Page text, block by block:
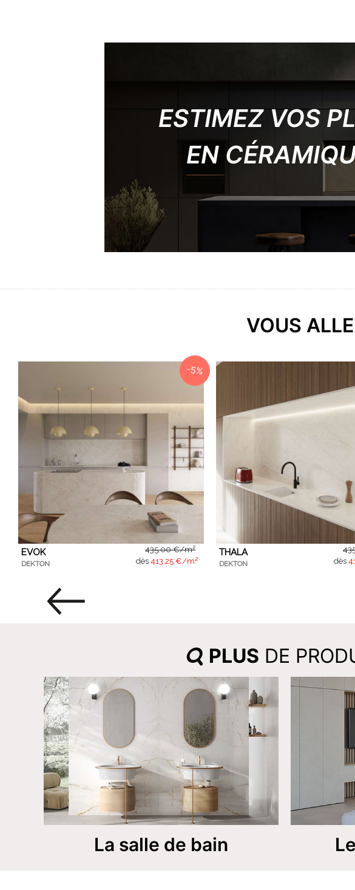
ESTIMEZ VOS
EN
VOUS
-5%
EVOK
DEKTON
435.00 €/m²
dès 413.25 €/m²
THALA
DEKTON
dès
PLUS DE
La salle de bain